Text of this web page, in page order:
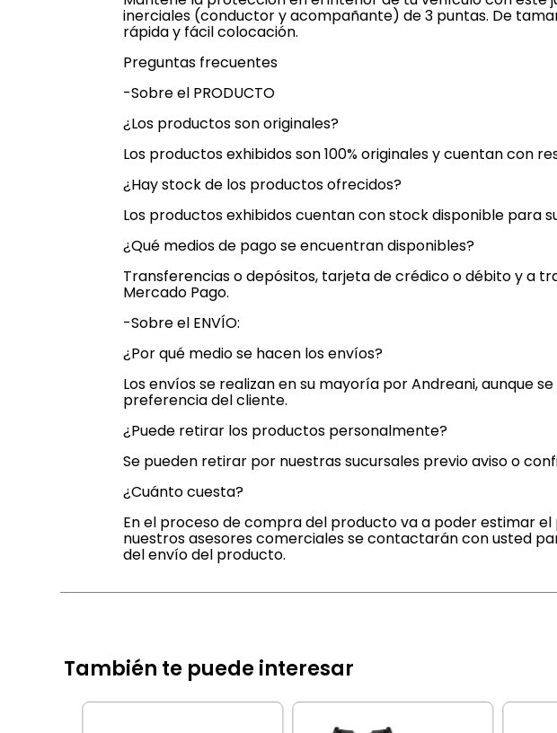
inerciales (conductor y acompañante) de 3 puntas. De
rápida y fácil colocación.
Preguntas frecuentes
-Sobre el PRODUCTO
¿Los productos son originales?
Los productos exhibidos son 100% originales y cuentan con
¿Hay stock de los productos ofrecidos?
Los productos exhibidos cuentan con stock disponible para
¿Qué medios de pago se encuentran disponibles?
Transferencias o depósitos, tarjeta de crédico o débito y a
Mercado Pago.
-Sobre el ENVÍO:
¿Por qué medio se hacen los envíos?
Los envíos se realizan en su mayoría por Andreani, aunque
preferencia del cliente.
¿Puede retirar los productos personalmente?
Se pueden retirar por nuestras sucursales previo aviso o
¿Cuánto cuesta?
En el proceso de compra del producto va a poder estimar
nuestros asesores comerciales se contactarán con usted
del envío del producto.
También te puede interesar